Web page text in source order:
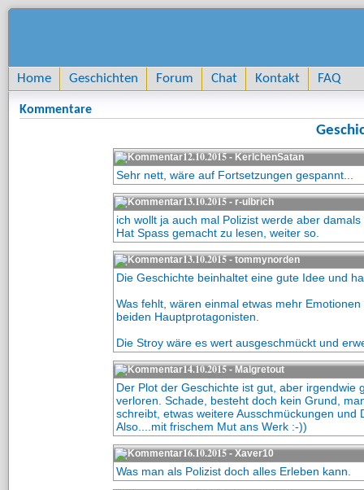
Home Geschichten Forum Chat Kontakt FAQ
Kommentare
12.10.2015- KerlchenSatan
Sehr nett, wäre auf Fortsetzungen gespannt...
13.10.2015- r-ulbrich
ich wollt ja auch mal Polizist werde aber
Hat Spass gemacht zu lesen, weiter so.
13.10.2015- tommynorden
Die Geschichte beinhaltet eine gute Idee und
Was fehlt, wären einmal etwas mehr
beiden Hauptprotagonisten.
Die Stroy wäre es wert ausgeschmückt und
14.10.2015- Malgretout
Der Plot der Geschichte ist gut, aber irgendwie
verloren. Schade, besteht doch kein Grund,
schreibt, etwas weitere Ausschmückungen
Also....mit frischem Mut ans Werk :-))
16.10.2015- Xaver10
Was man als Polizist doch alles Erleben kann.